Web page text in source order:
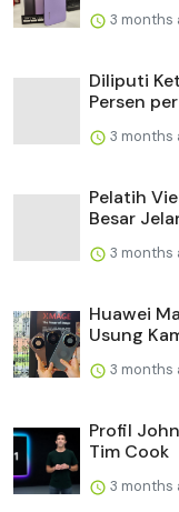
3 months
Diliputi
Persen
3 months
Pelatih
Besar
3 months
Huawei
Usung
3 months
Profil
Tim Cook
3 months